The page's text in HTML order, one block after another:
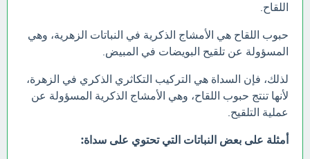
اللقاح.
حبوب اللقاح هي الأمشاج الذكرية في النباتات الزهرية، وهي
المسؤولة عن تلقيح البويضات في المبيض.
لذلك، فإن السداة هي التركيب التكاثري الذكري في الزهرة،
لأنها تنتج حبوب اللقاح، وهي الأمشاج الذكرية المسؤولة عن
عملية التلقيح.
أمثلة على بعض النباتات التي تحتوي على سداة: